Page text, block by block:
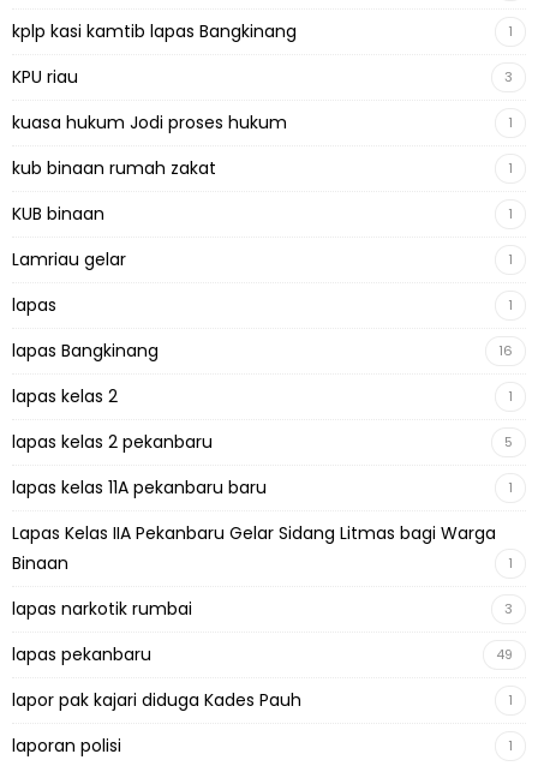
kplp kasi kamtib lapas Bangkinang 1
KPU riau 3
kuasa hukum Jodi proses hukum 1
kub binaan rumah zakat 1
KUB binaan 1
Lamriau gelar 1
lapas 1
lapas Bangkinang 16
lapas kelas 2 1
lapas kelas 2 pekanbaru 5
lapas kelas 11A pekanbaru baru 1
Lapas Kelas IIA Pekanbaru Gelar Sidang Litmas bagi Warga
Binaan
1
lapas narkotik rumbai 3
lapas pekanbaru 49
lapor pak kajari diduga Kades Pauh 1
laporan polisi 1